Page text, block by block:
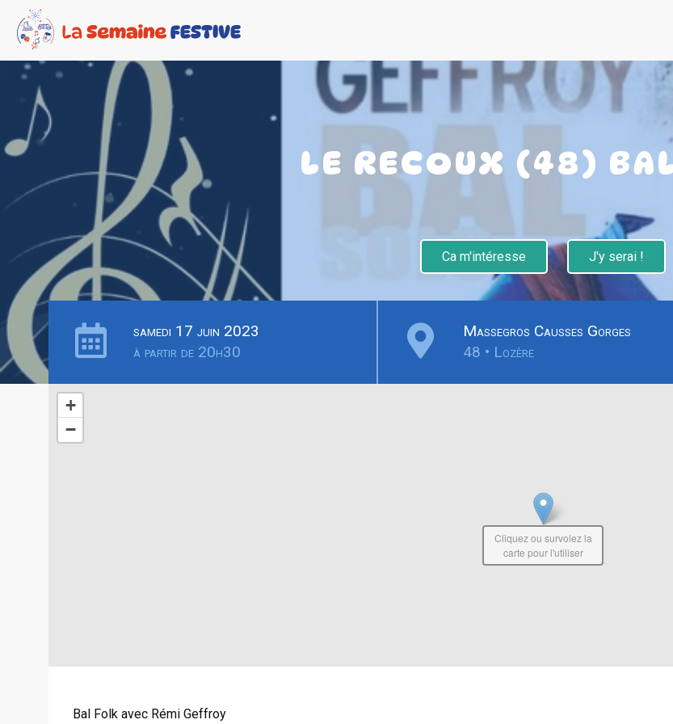
LE RECOUX (48)
Ca m'intéresse J'y serai !
samedi 17 juin 2023
à partir de 20h30
Massegros Causses Gorges
48 • Lozère
+
−
Cliquez ou survolez la
carte pour l'utiliser
Bal Folk avec Rémi Geffroy